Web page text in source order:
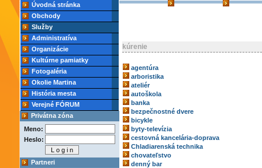
Úvodná stránka
Obchody
Služby
Administratíva
Organizácie
Kultúrne pamiatky
Fotogaléria
Okolie Martina
História mesta
Verejné FÓRUM
Privátna zóna
Meno:
Heslo:
Partneri
kúrenie
agentúra
arboristika
ateliér
autoškola
banka
bezpečnostné dvere
bicykle
byty-televízia
cestovná kancelária-doprava
Chladiarenská technika
chovateľstvo
denný bar